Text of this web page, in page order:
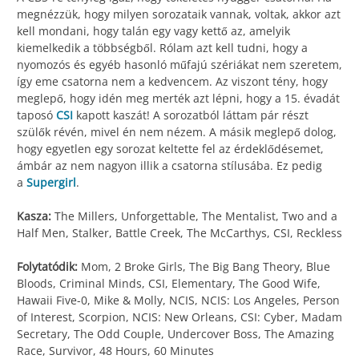
megnézzük, hogy milyen sorozataik vannak, voltak, akkor azt
kell mondani, hogy talán egy vagy kettő az, amelyik
kiemelkedik a többségből. Rólam azt kell tudni, hogy a
nyomozós és egyéb hasonló műfajú szériákat nem szeretem,
így eme csatorna nem a kedvencem. Az viszont tény, hogy
meglepő, hogy idén meg merték azt lépni, hogy a 15. évadát
taposó CSI kapott kaszát! A sorozatból láttam pár részt
szülők révén, mivel én nem nézem. A másik meglepő dolog,
hogy egyetlen egy sorozat keltette fel az érdeklődésemet,
ámbár az nem nagyon illik a csatorna stílusába. Ez pedig
a Supergirl.
Kasza: The Millers, Unforgettable, The Mentalist, Two and a
Half Men, Stalker, Battle Creek, The McCarthys, CSI, Reckless
Folytatódik: Mom, 2 Broke Girls, The Big Bang Theory, Blue
Bloods, Criminal Minds, CSI, Elementary, The Good Wife,
Hawaii Five-0, Mike & Molly, NCIS, NCIS: Los Angeles, Person
of Interest, Scorpion, NCIS: New Orleans, CSI: Cyber, Madam
Secretary, The Odd Couple, Undercover Boss, The Amazing
Race, Survivor, 48 Hours, 60 Minutes